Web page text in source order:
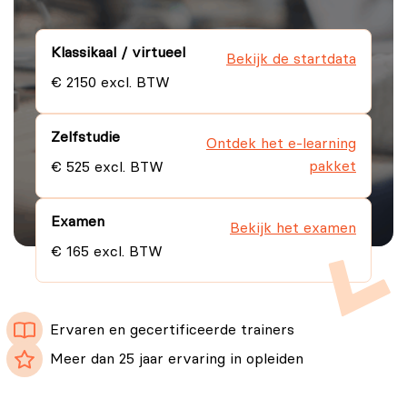
Klassikaal / virtueel
€ 2150 excl. BTW
Bekijk de startdata
Zelfstudie
€ 525 excl. BTW
Ontdek het e-learning
pakket
Examen
€ 165 excl. BTW
Bekijk het examen
Ervaren en gecertificeerde trainers
Meer dan 25 jaar ervaring in opleiden